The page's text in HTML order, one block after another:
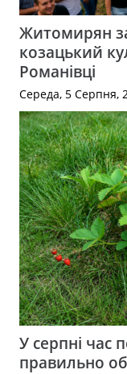
Житомирян
козацький
Романівці
Середа, 5 Серпня,
У серпні час
правильно